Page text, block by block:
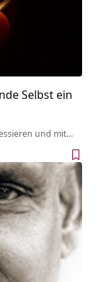
Selbst ein
und mit…